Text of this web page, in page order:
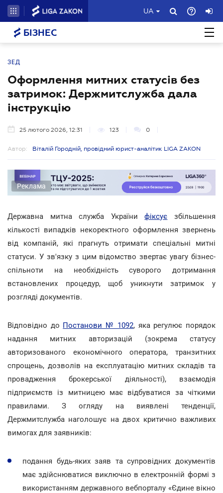
UA
БІЗНЕС
ЗЕД
Оформлення митних статусів без
затримок: Держмитслужба дала
інструкцію
25 лютого 2026, 12:31 123 0
Автор: Віталій Городній, провідний юрист-аналітик LIGA ZAKON
Реклама
Державна митна служба Українифіксує збільшення
кількості випадків некоректного оформлення звернень
від компаній, які прагнуть отримати спеціальні митні
статуси. У зв'язку з цим відомство звертає увагу бізнес-
спільноти на необхідність суворого дотримання
встановлених процедур, щоб уникнути затримок у
розгляді документів.
Відповідно до Постанови № 1092, яка регулює порядок
надання митних авторизацій (зокрема статусу
авторизованого економічного оператора, транзитних
спрощень, дозволів на експлуатацію митних складів та
провадження брокерської діяльності), взаємодія
підприємств із митницею має відбуватися за чіткими
правилами. З огляду на виявлені тенденції,
Держмитслужба наголошує на двох критично важливих
вимогах для заявників:
подання будь-яких заяв та супровідних документів
має здійснюватися виключно в електронній формі з
використанням державного вебпорталу «Єдине вікно